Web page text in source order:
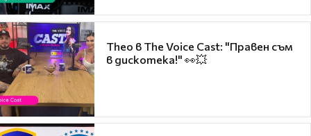
Theo в The Voice Cast: "Правен съм
в дискотека!" 👀💥